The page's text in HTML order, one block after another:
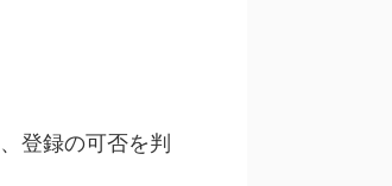
登録の可否を判